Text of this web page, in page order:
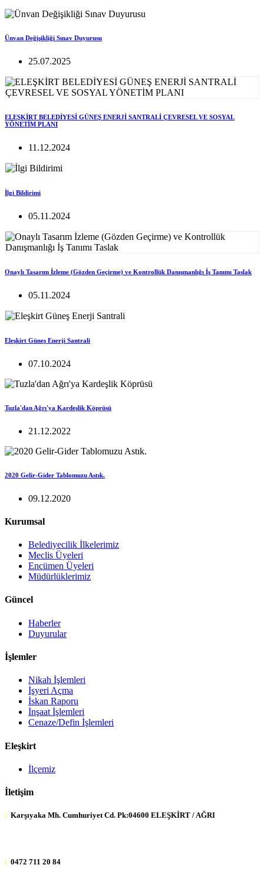
Ünvan Değişikliği Sınav Duyurusu
25.07.2025
ELEŞKİRT BELEDİYESİ GÜNEŞ ENERJİ SANTRALİ ÇEVRESEL VE SOSYAL
YÖNETİM PLANI
11.12.2024
İlgi Bildirimi
05.11.2024
Onaylı Tasarım İzleme (Gözden Geçirme) ve Kontrollük Danışmanlığı İş Tanımı Taslak
05.11.2024
Eleşkirt Güneş Enerji Santrali
07.10.2024
Tuzla'dan Ağrı'ya Kardeşlik Köprüsü
21.12.2022
2020 Gelir-Gider Tablomuzu Astık.
09.12.2020
Kurumsal
Belediyecilik İlkelerimiz
Meclis Üyeleri
Encümen Üyeleri
Müdürlüklerimiz
Güncel
Haberler
Duyurular
İşlemler
Nikah İşlemleri
İşyeri Açma
İskan Raporu
İnşaat İşlemleri
Cenaze/Defin İşlemleri
Eleşkirt
İlçemiz
İletişim
: Karşıyaka Mh. Cumhuriyet Cd. Pk:04600 ELEŞKİRT / AĞRI
: 0472 711 20 84